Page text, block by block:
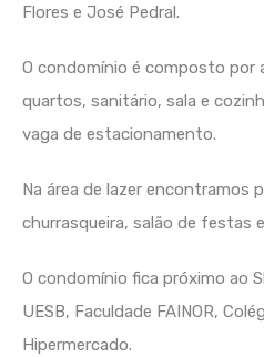
Flores e José Pedral.
O condomínio é composto por
quartos, sanitário, sala e
vaga de estacionamento.
Na área de lazer encontramos
churrasqueira, salão de festas
O condomínio fica próximo ao
UESB, Faculdade FAINOR,
Hipermercado.